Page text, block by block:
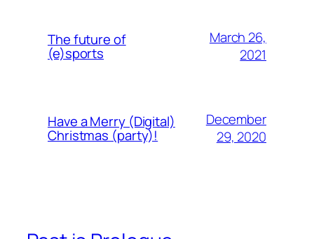
The future of
(e)sports
March 26,
2021
Have a Merry (Digital)
Christmas (party)!
December
29, 2020